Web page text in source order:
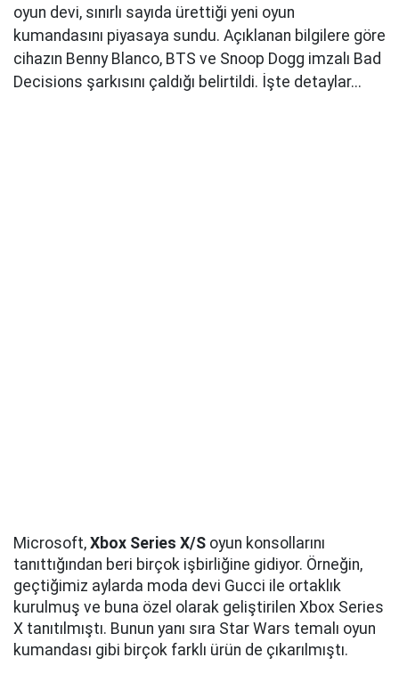
oyun devi, sınırlı sayıda ürettiği yeni oyun
kumandasını piyasaya sundu. Açıklanan bilgilere göre
cihazın Benny Blanco, BTS ve Snoop Dogg imzalı Bad
Decisions şarkısını çaldığı belirtildi. İşte detaylar...
Microsoft, Xbox Series X/S oyun konsollarını
tanıttığından beri birçok işbirliğine gidiyor. Örneğin,
geçtiğimiz aylarda moda devi Gucci ile ortaklık
kurulmuş ve buna özel olarak geliştirilen Xbox Series
X tanıtılmıştı. Bunun yanı sıra Star Wars temalı oyun
kumandası gibi birçok farklı ürün de çıkarılmıştı.